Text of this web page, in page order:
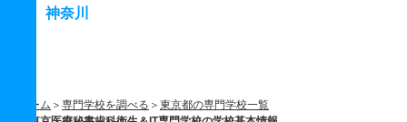
神奈川
ホーム 専門学校を調べる
東京都の専門学校一覧